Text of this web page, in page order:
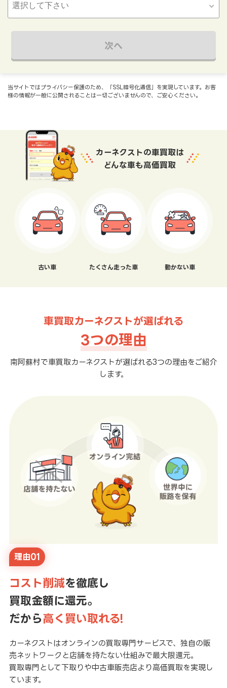
次へ
当サイトではプライバシー保護のため、「SSL暗号化通信」を実現しています。お客
様の情報が一般に公開されることは一切ございませんので、ご安心ください。
カーネクストの車買取は
どんな車も高価買取
古い車 たくさん走った車 動かない車
車買取カーネクストが選ばれる
3つの理由
南阿蘇村で車買取カーネクストが選ばれる3つの理由をご紹介
します。
理由01
コスト削減を徹底し
買取金額に還元。
だから高く買い取れる!
カーネクストはオンラインの買取専門サービスで、独自の販
売ネットワークと店舗を持たない仕組みで最大限還元。
買取専門として下取りや中古車販売店より高価買取を実現し
ています。